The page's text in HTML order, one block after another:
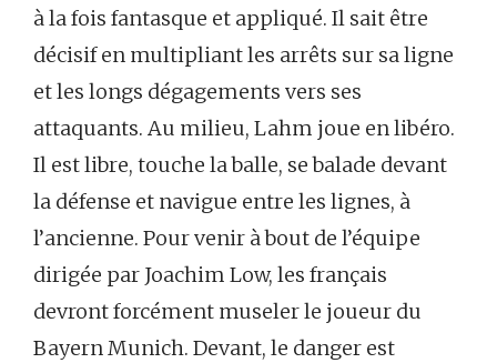
à la fois fantasque et appliqué. Il sait être
décisif en multipliant les arrêts sur sa ligne
et les longs dégagements vers ses
attaquants. Au milieu, Lahm joue en libéro.
Il est libre, touche la balle, se balade devant
la défense et navigue entre les lignes, à
l’ancienne. Pour venir à bout de l’équipe
dirigée par Joachim Low, les français
devront forcément museler le joueur du
Bayern Munich. Devant, le danger est